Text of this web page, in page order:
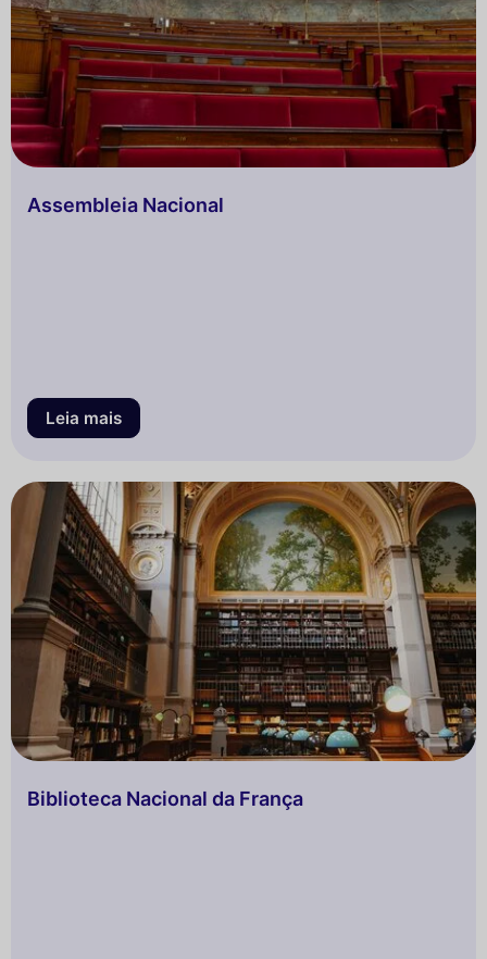
Assembleia Nacional
Leia mais
Biblioteca Nacional da França